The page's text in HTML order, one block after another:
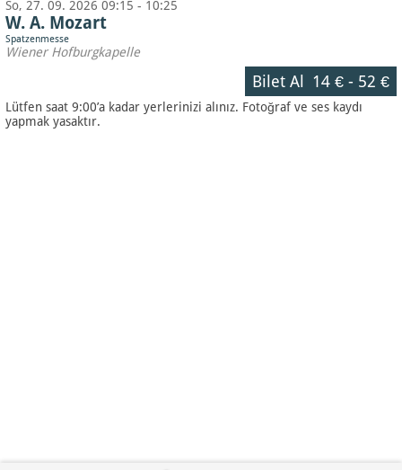
So, 27. 09. 2026 09:15 - 10:25
W. A. Mozart
Spatzenmesse
Wiener Hofburgkapelle
Bilet Al 14 €- 52 €
Lütfen saat 9:00’a kadar yerlerinizi alınız. Fotoğraf ve ses kaydı
yapmak yasaktır.